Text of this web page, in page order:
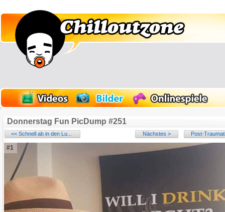
Donnerstag Fun PicDump #251
<< Schnell ab in den Lu... Nächstes > Post-
#1